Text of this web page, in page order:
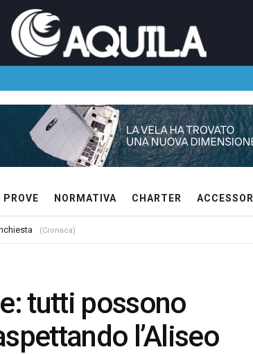
PROVE NORMATIVA CHARTER ACCESSORI
(Cronaca)
tutti possono
l’Aliseo